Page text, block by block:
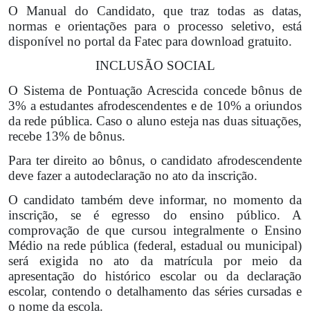
O Manual do Candidato, que traz todas as datas,
normas e orientações para o processo seletivo, está
disponível no portal da Fatec para download gratuito.
INCLUSÃO SOCIAL
O Sistema de Pontuação Acrescida concede bônus de
3% a estudantes afrodescendentes e de 10% a oriundos
da rede pública. Caso o aluno esteja nas duas situações,
recebe 13% de bônus.
Para ter direito ao bônus, o candidato afrodescendente
deve fazer a autodeclaração no ato da inscrição.
O candidato também deve informar, no momento da
inscrição, se é egresso do ensino público. A
comprovação de que cursou integralmente o Ensino
Médio na rede pública (federal, estadual ou municipal)
será exigida no ato da matrícula por meio da
apresentação do histórico escolar ou da declaração
escolar, contendo o detalhamento das séries cursadas e
o nome da escola.